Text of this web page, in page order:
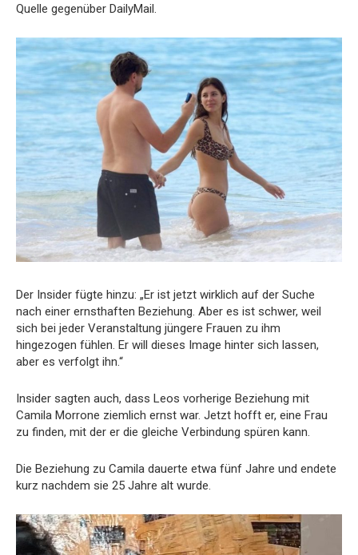
Quelle gegenüber DailyMail.
Der Insider fügte hinzu: „Er ist jetzt wirklich auf der Suche
nach einer ernsthaften Beziehung. Aber es ist schwer, weil
sich bei jeder Veranstaltung jüngere Frauen zu ihm
hingezogen fühlen. Er will dieses Image hinter sich lassen,
aber es verfolgt ihn.“
Insider sagten auch, dass Leos vorherige Beziehung mit
Camila Morrone ziemlich ernst war. Jetzt hofft er, eine Frau
zu finden, mit der er die gleiche Verbindung spüren kann.
Die Beziehung zu Camila dauerte etwa fünf Jahre und endete
kurz nachdem sie 25 Jahre alt wurde.